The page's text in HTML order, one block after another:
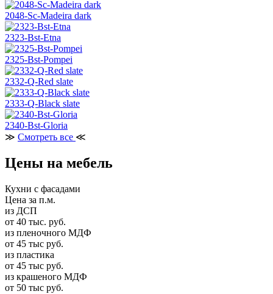
2048-Sc-Madeira dark
2323-Bst-Etna
2325-Bst-Pompei
2332-Q-Red slate
2333-Q-Black slate
2340-Bst-Gloria
≫ Смотреть все ≪
Цены на мебель
Кухни с фасадами
Цена за п.м.
из ДСП
от 40 тыс. руб.
из пленочного МДФ
от 45 тыс руб.
из пластика
от 45 тыс руб.
из крашеного МДФ
от 50 тыс руб.